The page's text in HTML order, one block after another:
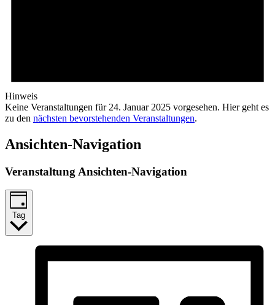
Hinweis
Keine Veranstaltungen für 24. Januar 2025 vorgesehen. Hier geht es
zu den nächsten bevorstehenden Veranstaltungen.
Ansichten-Navigation
Veranstaltung Ansichten-Navigation
Tag